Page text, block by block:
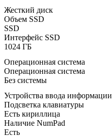
Жесткий диск
Объем SSD
SSD
Интерфейс SSD
1024 ГБ
Операционная система
Операционная система
Без системы
Устройства ввода информации
Подсветка клавиатуры
Есть кириллица
Наличие NumPad
Есть